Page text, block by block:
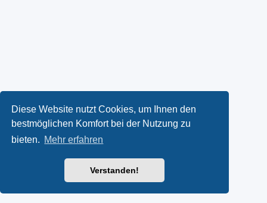
Diese Website nutzt Cookies, um Ihnen den
bestmöglichen Komfort bei der Nutzung zu
bieten. Mehr erfahren
Verstanden!